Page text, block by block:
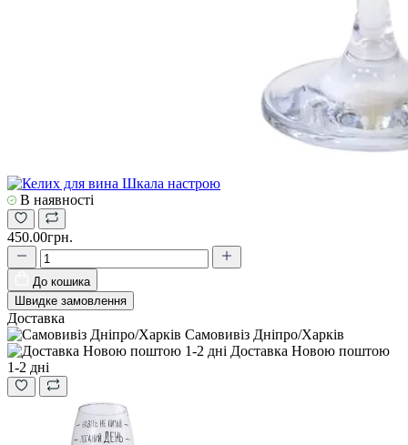
В наявності
450.00грн.
До кошика
Швидке замовлення
Доставка
Самовивіз Дніпро/Харків
Доставка Новою поштою
1-2 дні